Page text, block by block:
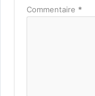
Commentaire *